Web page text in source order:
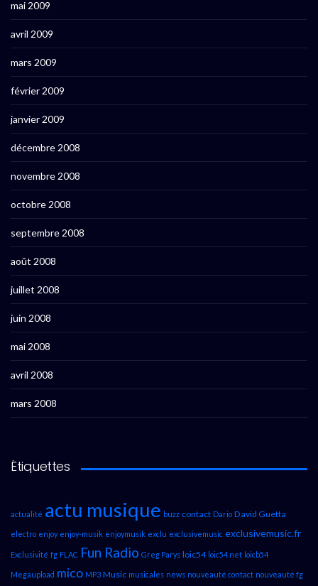
mai 2009
avril 2009
mars 2009
février 2009
janvier 2009
décembre 2008
novembre 2008
octobre 2008
septembre 2008
août 2008
juillet 2008
juin 2008
mai 2008
avril 2008
mars 2008
Étiquettes
actualité actu musique buzz contact Dario David Guetta
electro enjoy enjoy-musik enjoymusik exclu exclusivemusic exclusivemusic.fr
Exclusivité fg FLAC Fun Radio Greg Parys loic54 loic54.net loicb54
Megaupload mico MP3 Music musicales news nouveauté contact nouveauté fg